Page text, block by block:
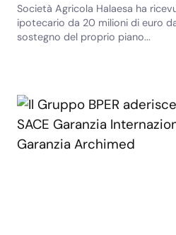
Società Agricola Halaesa ha
ipotecario da 20 milioni di euro
sostegno del proprio piano...